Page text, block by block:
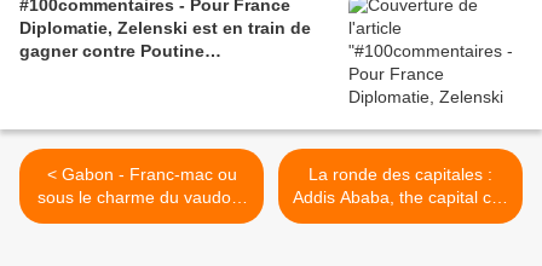
#100commentaires - Pour France
Diplomatie, Zelenski est en train de
gagner contre Poutine…
< Gabon - Franc-mac ou
sous le charme du vaudou,
Ali le Mollah'Son ?
La ronde des capitales :
Addis Ababa, the capital city
of Ethiopia >